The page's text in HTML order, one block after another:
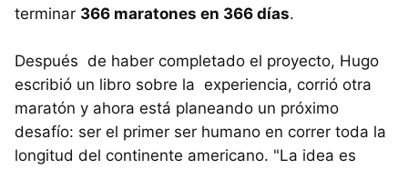
terminar 366 maratones en 366 días.
Después de haber completado el proyecto, Hugo
escribió un libro sobre la experiencia, corrió otra
maratón y ahora está planeando un próximo
desafío: ser el primer ser humano en correr toda la
longitud del continente americano. "La idea es